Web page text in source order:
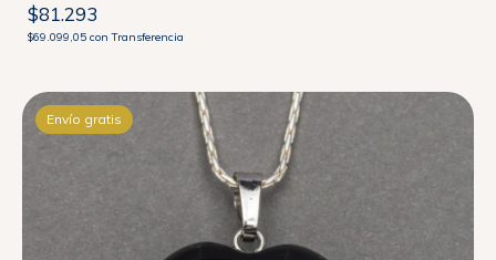
$81.293
$69.099,05 con Transferencia
Envío gratis